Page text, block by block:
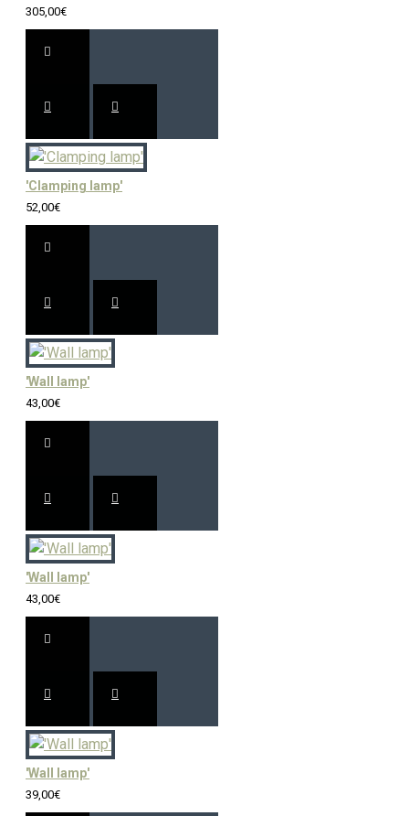
305,00€
'Clamping lamp'
52,00€
'Wall lamp'
43,00€
'Wall lamp'
43,00€
'Wall lamp'
39,00€